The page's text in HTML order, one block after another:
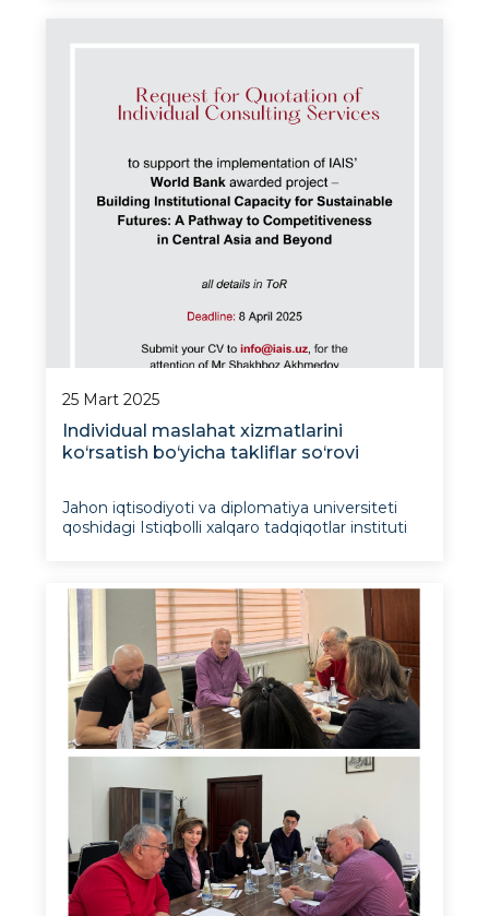
seminarni muvaffaqiyatli o‘tkazdi. Sessiyada A
25 Mart 2025
Individual maslahat xizmatlarini
ko‘rsatish bo‘yicha takliflar so‘rovi
Jahon iqtisodiyoti va diplomatiya universiteti
qoshidagi Istiqbolli xalqaro tadqiqotlar instituti
shakllantirish: Markaziy Osiyo va undan
tashqarida raqobatbardoshlikka er